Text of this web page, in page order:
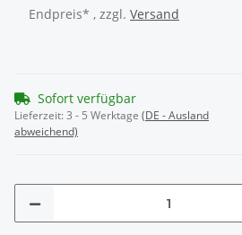
Endpreis* , zzgl. Versand
Sofort verfügbar
Lieferzeit:3 - 5 Werktage (DE - Ausland
abweichend)